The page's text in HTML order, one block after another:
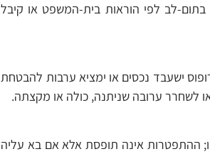
בתום-לב לפי הוראות בית-המשפט או קיבל
ישעבד נכסים או ימציא ערבות להבטחת
לשחרר ערובה שניתנה, כולה או מקצתה.
ההתפטרות אינה תופסת אלא אם בא עליה